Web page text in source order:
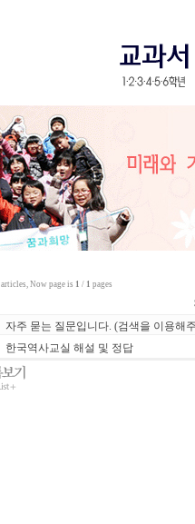
articles, Now page is 1 / 1 pages
자주 묻는 질문입니다. (검색을 이용해
한국역사교실 해설 및 정답